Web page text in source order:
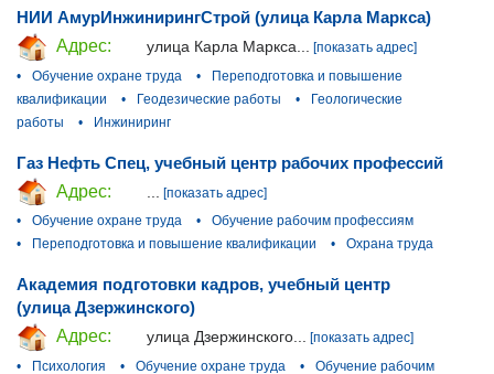
НИИ АмурИнжинирингСтрой (улица Карла Маркса)
Адрес:
улица Карла Маркса...
[показать адрес]
•
Обучение охране труда •
Переподготовка и повышение
квалификации
• Геодезические работы •
Геологические
работы
• Инжиниринг
Газ Нефть Спец, учебный центр рабочих профессий
Адрес:
[показать адрес]
•
Обучение охране труда •
Обучение рабочим профессиям
•
Переподготовка и повышение квалификации • Охрана труда
Академия подготовки кадров, учебный центр
(улица Дзержинского)
Адрес:
улица Дзержинского... [показать адрес]
•
Психология • Обучение охране труда • Обучение рабочим